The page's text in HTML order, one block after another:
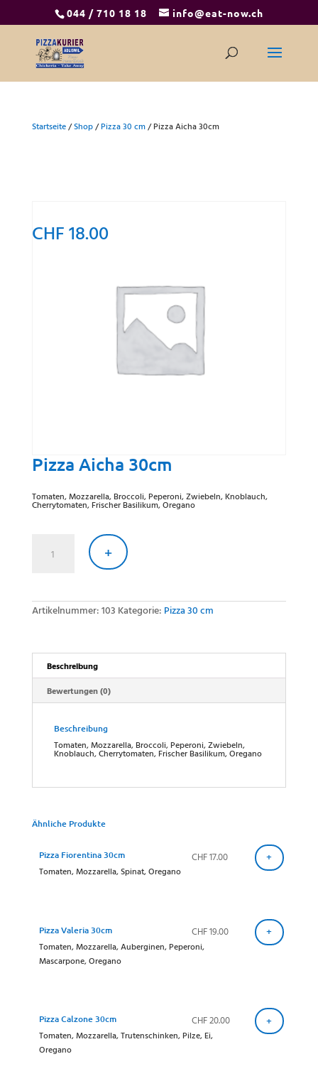
044 / 710 18 18 info@eat-now.ch
Startseite/Shop/Pizza 30 cm/ Pizza Aicha 30cm
Pizza Aicha 30cm
CHF18.00
Tomaten, Mozzarella, Broccoli, Peperoni, Zwiebeln, Knoblauch,
Cherrytomaten, Frischer Basilikum, Oregano
30cm +
Artikelnummer:103 Kategorie: Pizza 30 cm
Beschreibung
Bewertungen (0)
Beschreibung
Tomaten, Mozzarella, Broccoli, Peperoni, Zwiebeln,
Knoblauch, Cherrytomaten, Frischer Basilikum, Oregano
Ähnliche Produkte
Pizza Fiorentina 30cm CHF17.00 +
Tomaten, Mozzarella, Spinat, Oregano
Pizza Valeria 30cm CHF19.00 +
Tomaten, Mozzarella, Auberginen, Peperoni,
Mascarpone, Oregano
Pizza Calzone 30cm CHF20.00 +
Tomaten, Mozzarella, Trutenschinken, Pilze, Ei,
Oregano